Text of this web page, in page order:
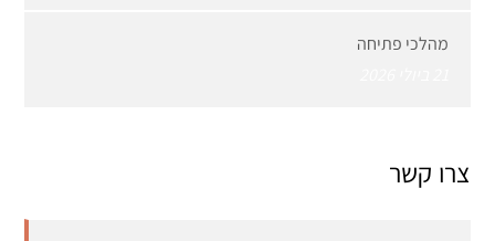
מהלכי פתיחה
צרו קשר